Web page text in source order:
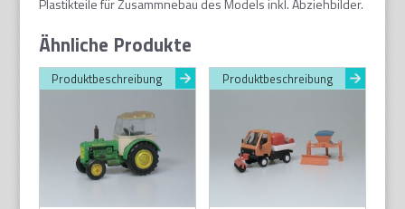
Plastikteile für Zusammnebau des Models inkl. Abziehbilder.
Ähnliche Produkte
Produktbeschreibung Produktbeschreibung